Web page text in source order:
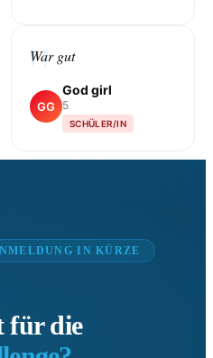
War gut
GG
God girl
5
SCHÜLER/IN
IN KÜRZE
für die